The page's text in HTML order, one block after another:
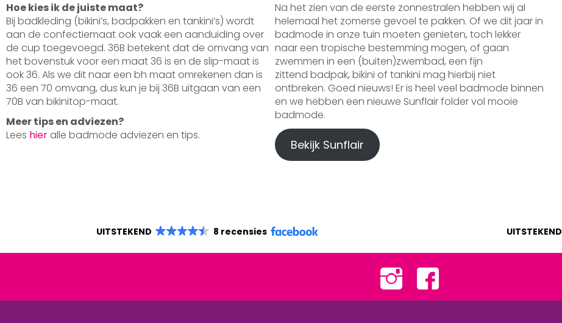
Hoe kies ik de juiste maat?
Bij badkleding (bikini’s, badpakken en tankini’s) wordt
aan de confectiemaat ook vaak een aanduiding over
de cup toegevoegd. 36B betekent dat de omvang van
het bovenstuk voor een maat 36 is en de slip-maat is
ook 36. Als we dit naar een bh maat omrekenen dan is
36 een 70 omvang, dus kun je bij 36B uitgaan van een
70B van bikinitop-maat.
Meer tips en adviezen?
Lees hier alle badmode adviezen en tips.
Na het zien van de eerste zonnestralen hebben wij al
helemaal het zomerse gevoel te pakken. Of we dit jaar in
badmode in onze tuin moeten genieten, toch lekker
naar een tropische bestemming mogen, of gaan
zwemmen in een (buiten)zwembad, een fijn
zittend badpak, bikini of tankini mag hierbij niet
ontbreken. Goed nieuws! Er is heel veel badmode binnen
en we hebben een nieuwe Sunflair folder vol mooie
badmode.
Bekijk Sunflair
UITSTEKEND 8 recensies UITSTEKEND